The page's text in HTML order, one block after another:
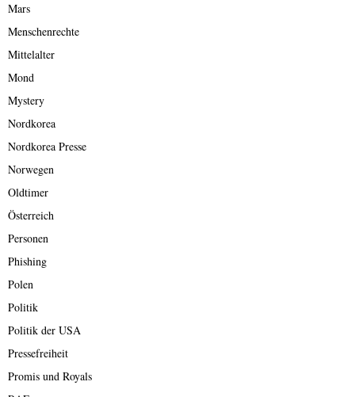
Mars
Menschenrechte
Mittelalter
Mond
Mystery
Nordkorea
Nordkorea Presse
Norwegen
Oldtimer
Österreich
Personen
Phishing
Polen
Politik
Politik der USA
Pressefreiheit
Promis und Royals